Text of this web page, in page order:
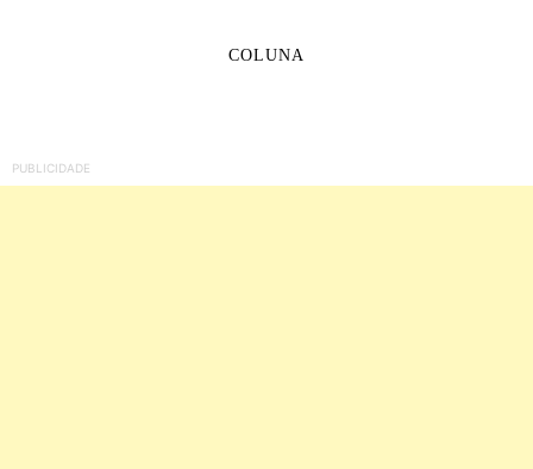
COLUNA
PUBLICIDADE